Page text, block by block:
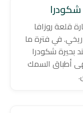
شكودرا
قلعة روزافا
في فترة ما
بحيرة شكودرا
أطباق السمك